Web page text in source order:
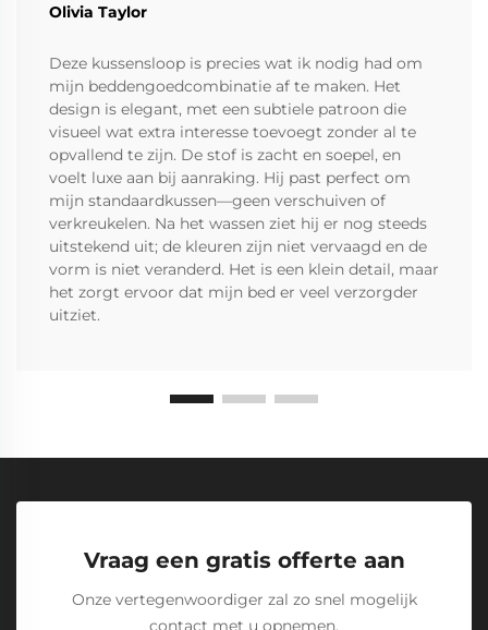
Olivia Taylor
Deze kussensloop is precies wat ik nodig had om
mijn beddengoedcombinatie af te maken. Het
design is elegant, met een subtiele patroon die
visueel wat extra interesse toevoegt zonder al te
opvallend te zijn. De stof is zacht en soepel, en
voelt luxe aan bij aanraking. Hij past perfect om
mijn standaardkussen—geen verschuiven of
verkreukelen. Na het wassen ziet hij er nog steeds
uitstekend uit; de kleuren zijn niet vervaagd en de
vorm is niet veranderd. Het is een klein detail, maar
het zorgt ervoor dat mijn bed er veel verzorgder
uitziet.
Vraag een gratis offerte aan
Onze vertegenwoordiger zal zo snel mogelijk
contact met u opnemen.